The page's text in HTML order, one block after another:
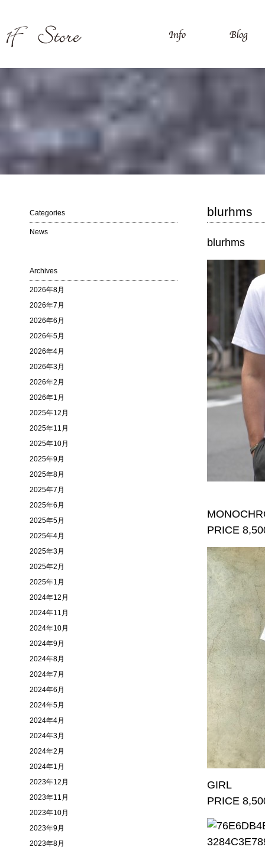
blurhms
blurhms
PRICE
GIRL
PRICE
Categories
News
Archives
2026年8月
2026年7月
2026年6月
2026年5月
2026年4月
2026年3月
2026年2月
2026年1月
2025年12月
2025年11月
2025年10月
2025年9月
2025年8月
2025年7月
2025年6月
2025年5月
2025年4月
2025年3月
2025年2月
2025年1月
2024年12月
2024年11月
2024年10月
2024年9月
2024年8月
2024年7月
2024年6月
2024年5月
2024年4月
2024年3月
2024年2月
2024年1月
2023年12月
2023年11月
2023年10月
2023年9月
2023年8月